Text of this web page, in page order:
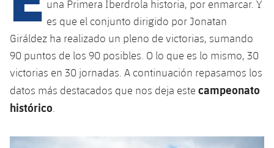
plusicon
más
Instalaciones
Spotify Camp Nou
Palau Blaugrana
SUB13
SUB12
SUB11 A
SUB11 B
SUB13 B
SUB12 C
SUB11 C
Entradas
Gameday Shows
Resultados
Base
Barça Atlètic
Junior
Cadete A
Campus Verano
PLUSICON
Primer Equipo
plusicon
más
Barça Atlètic
plusicon
más
Actualidad
Base
una Primera Iberdrola historia, por enmarcar. Y
es que el conjunto dirigido por Jonatan
Giráldez ha realizado un pleno de victorias, sumando
90 puntos de los 90 posibles. O lo que es lo mismo, 30
victorias en 30 jornadas. A continuación repasamos los
datos más destacados que nos deja este campeonato
histórico